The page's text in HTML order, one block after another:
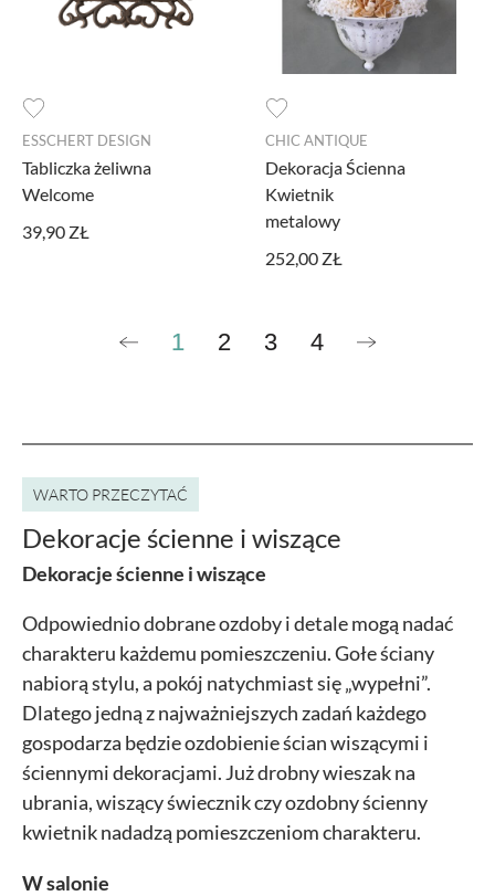
ESSCHERT DESIGN
Tabliczka żeliwna
Welcome
39,90 ZŁ
CHIC ANTIQUE
Dekoracja Ścienna
Kwietnik
metalowy
252,00 ZŁ
1 2 3 4
Dekoracje ścienne i wiszące
WARTO PRZECZYTAĆ
Dekoracje ścienne i wiszące
Odpowiednio dobrane ozdoby i detale mogą nadać
charakteru każdemu pomieszczeniu. Gołe ściany
nabiorą stylu, a pokój natychmiast się „wypełni”.
Dlatego jedną z najważniejszych zadań każdego
gospodarza będzie ozdobienie ścian wiszącymi i
ściennymi dekoracjami. Już drobny wieszak na
ubrania, wiszący świecznik czy ozdobny ścienny
kwietnik nadadzą pomieszczeniom charakteru.
W salonie